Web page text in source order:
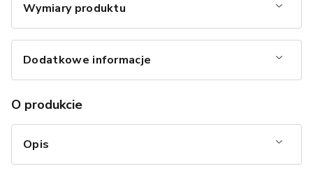
Wymiary produktu
Dodatkowe informacje
O produkcie
Opis